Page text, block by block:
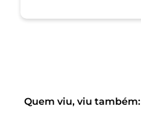
Quem viu, viu também: